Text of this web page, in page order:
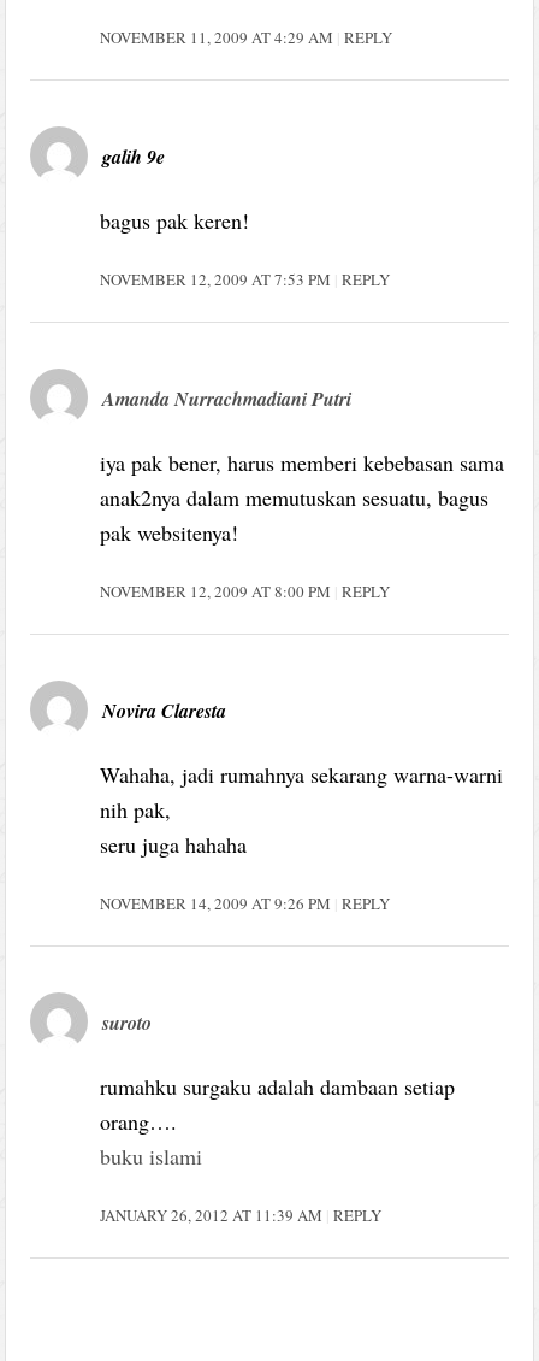
NOVEMBER 11, 2009 AT 4:29 AM REPLY
galih 9e
bagus pak keren!
NOVEMBER 12, 2009 AT 7:53 PM REPLY
Amanda Nurrachmadiani Putri
iya pak bener, harus memberi kebebasan sama
anak2nya dalam memutuskan sesuatu, bagus
pak websitenya!
NOVEMBER 12, 2009 AT 8:00 PM REPLY
Novira Claresta
Wahaha, jadi rumahnya sekarang warna-warni
nih pak,
seru juga hahaha
NOVEMBER 14, 2009 AT 9:26 PM REPLY
suroto
rumahku surgaku adalah dambaan setiap
orang….
buku islami
JANUARY 26, 2012 AT 11:39 AM REPLY